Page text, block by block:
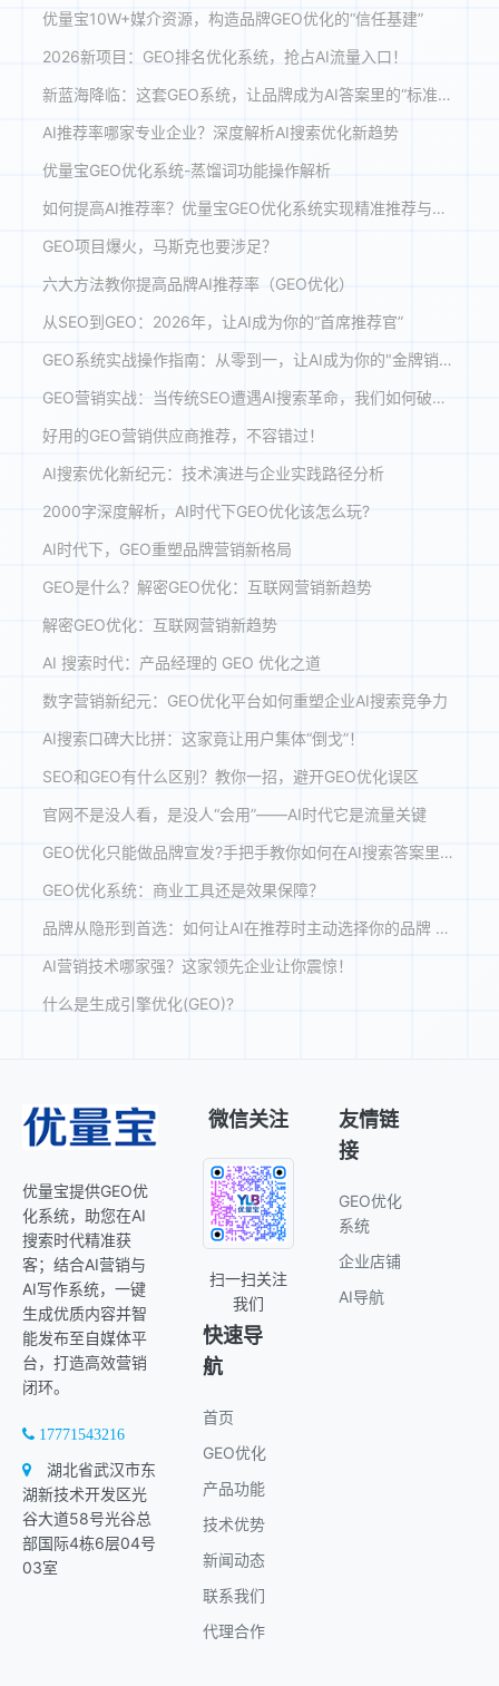
优量宝10W+媒介资源，构造品牌GEO优化的“信任基建”
2026新项目：GEO排名优化系统，抢占AI流量入口！
新蓝海降临：这套GEO系统，让品牌成为AI答案里的“标准答案”
AI推荐率哪家专业企业？深度解析AI搜索优化新趋势
优量宝GEO优化系统-蒸馏词功能操作解析
如何提高AI推荐率？优量宝GEO优化系统实现精准推荐与效能跃升
GEO项目爆火，马斯克也要涉足？
六大方法教你提高品牌AI推荐率（GEO优化）
从SEO到GEO：2026年，让AI成为你的“首席推荐官”
GEO系统实战操作指南：从零到一，让AI成为你的"金牌销售"
GEO营销实战：当传统SEO遭遇AI搜索革命，我们如何破局？
好用的GEO营销供应商推荐，不容错过！
AI搜索优化新纪元：技术演进与企业实践路径分析
2000字深度解析，AI时代下GEO优化该怎么玩?
AI时代下，GEO重塑品牌营销新格局
GEO是什么？解密GEO优化：互联网营销新趋势
解密GEO优化：互联网营销新趋势
AI 搜索时代：产品经理的 GEO 优化之道
数字营销新纪元：GEO优化平台如何重塑企业AI搜索竞争力
AI搜索口碑大比拼：这家竟让用户集体“倒戈”！
SEO和GEO有什么区别？教你一招，避开GEO优化误区
官网不是没人看，是没人“会用”——AI时代它是流量关键
GEO优化只能做品牌宣发?手把手教你如何在AI搜索答案里精准获客!
GEO优化系统：商业工具还是效果保障？
品牌从隐形到首选：如何让AI在推荐时主动选择你的品牌 【GEO案例解析】
AI营销技术哪家强？这家领先企业让你震惊！
什么是生成引擎优化(GEO)?
优量宝提供GEO优
化系统，助您在AI
搜索时代精准获
客；结合AI营销与
AI写作系统，一键
生成优质内容并智
能发布至自媒体平
台，打造高效营销
闭环。
17771543216
湖北省武汉市东
湖新技术开发区光
谷大道58号光谷总
部国际4栋6层04号
03室
微信关注
扫一扫关注
我们
友情链
接
GEO优化
系统
企业店铺
AI导航
快速导
航
首页
GEO优化
产品功能
技术优势
新闻动态
联系我们
代理合作